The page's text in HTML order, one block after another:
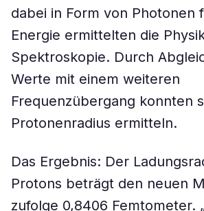
dabei in Form von Photonen
Energie ermittelten die
Spektroskopie. Durch
Werte mit einem weiteren
Frequenzübergang konnten
Protonenradius ermitteln.
Das Ergebnis: Der
Protons beträgt den neuen
zufolge 0,8406 Femtometer.